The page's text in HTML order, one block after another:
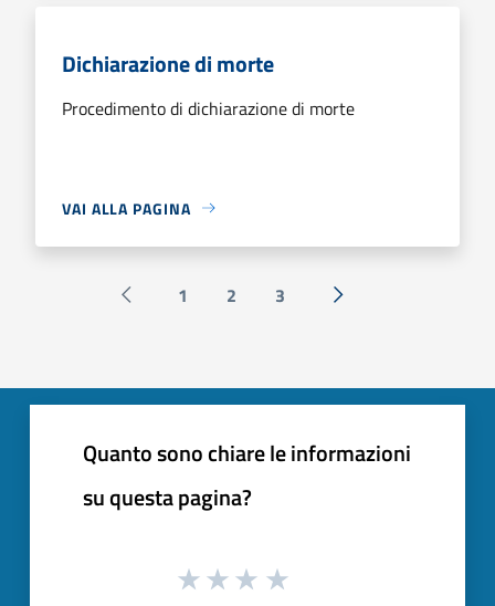
Dichiarazione di morte
Procedimento di dichiarazione di morte
VAI ALLA PAGINA
Pagina precedente
1 2 3 Successiva »
Quanto sono chiare le informazioni
su questa pagina?